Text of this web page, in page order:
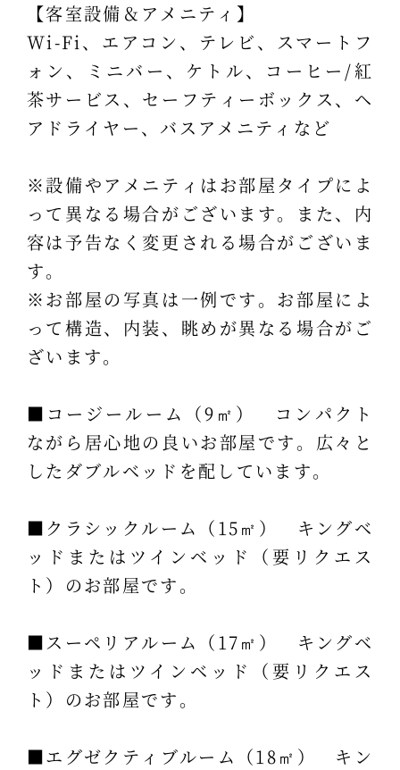
【客室設備＆アメニティ】
Wi-Fi、エアコン、テレビ、スマートフ
ォン、ミニバー、ケトル、コーヒー/紅
茶サービス、セーフティーボックス、ヘ
アドライヤー、バスアメニティなど
※設備やアメニティはお部屋タイプによ
って異なる場合がございます。また、内
容は予告なく変更される場合がございま
す。
※お部屋の写真は一例です。お部屋によ
って構造、内装、眺めが異なる場合がご
ざいます。
■コージールーム（9㎡） コンパクト
ながら居心地の良いお部屋です。広々と
したダブルベッドを配しています。
■クラシックルーム（15㎡） キングベ
ッドまたはツインベッド（要リクエス
ト）のお部屋です。
■スーペリアルーム（17㎡） キングベ
ッドまたはツインベッド（要リクエス
ト）のお部屋です。
■エグゼクティブルーム（18㎡） キン